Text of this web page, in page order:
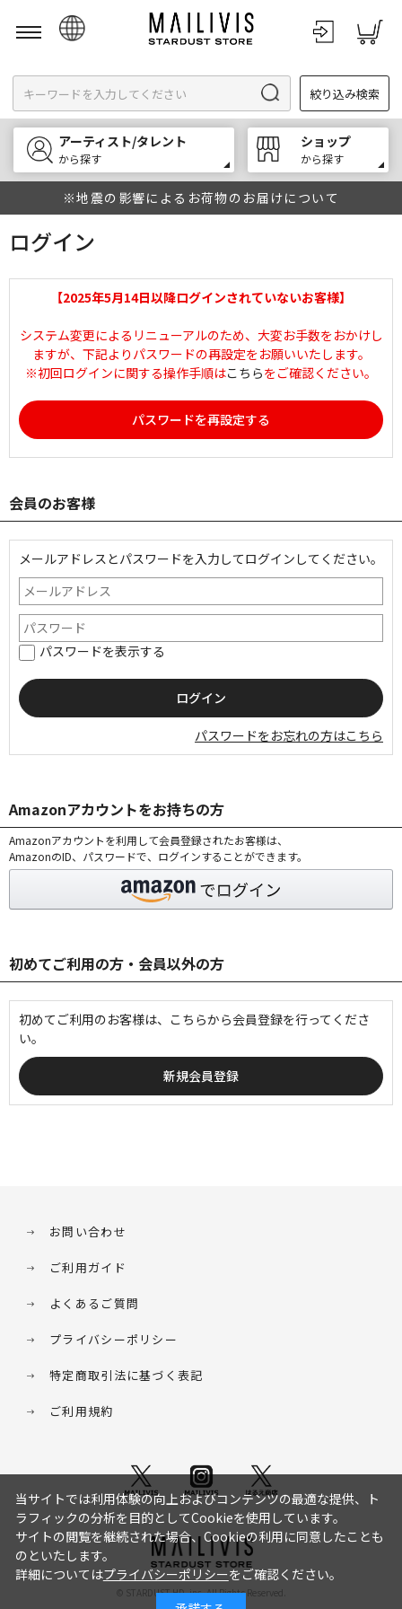
English
한국어
中文
絞り込み検索
アーティスト/タレント
から探す
ショップ
から探す
※地震の影響によるお荷物のお届けについて
ログイン
【2025年5月14日以降ログインされていないお客様】
システム変更によるリニューアルのため、大変お手数をおかけし
ますが、下記よりパスワードの再設定をお願いいたします。
※初回ログインに関する操作手順はこちらをご確認ください。
パスワードを再設定する
会員のお客様
メールアドレスとパスワードを入力してログインしてください。
パスワードを表示する
パスワードをお忘れの方はこちら
Amazonアカウントをお持ちの方
Amazonアカウントを利用して会員登録されたお客様は、
AmazonのID、パスワードで、ログインすることができます。
初めてご利用の方・会員以外の方
初めてご利用のお客様は、こちらから会員登録を行ってくださ
い。
お問い合わせ
ご利用ガイド
よくあるご質問
プライバシーポリシー
特定商取引法に基づく表記
ご利用規約
© STARDUST HD. inc. All Rights Reserved.
当サイトでは利用体験の向上およびコンテンツの最適な提供、ト
ラフィックの分析を目的としてCookieを使用しています。
サイトの閲覧を継続された場合、Cookieの利用に同意したことも
のといたします。
詳細についてはプライバシーポリシーをご確認ください。